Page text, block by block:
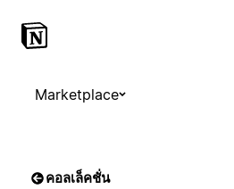
Marketplace
คอลเล็คชั่น